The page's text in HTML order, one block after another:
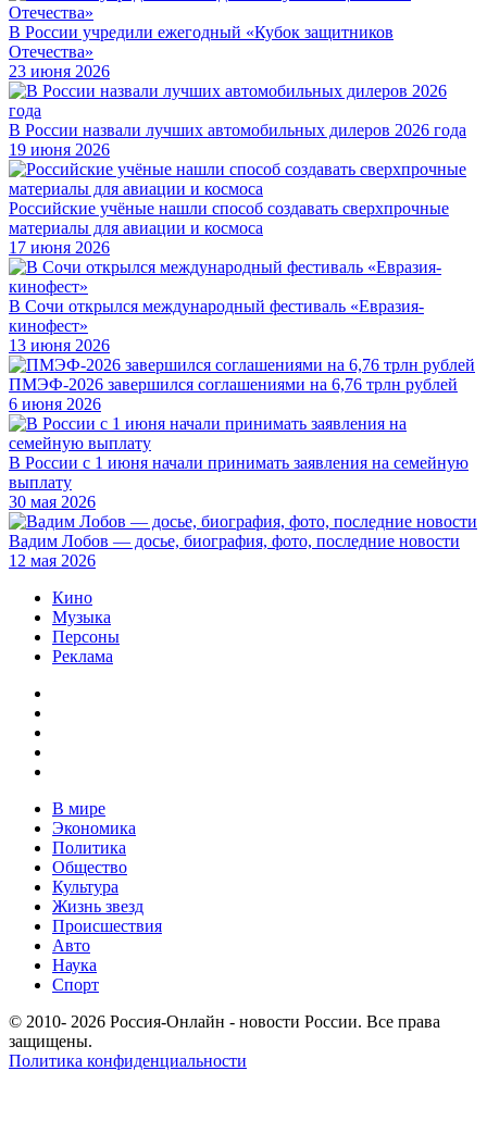
В России учредили ежегодный «Кубок защитников
Отечества»
23 июня 2026
В России назвали лучших автомобильных дилеров 2026 года
19 июня 2026
Российские учёные нашли способ создавать сверхпрочные
материалы для авиации и космоса
17 июня 2026
В Сочи открылся международный фестиваль «Евразия-
кинофест»
13 июня 2026
ПМЭФ-2026 завершился соглашениями на 6,76 трлн рублей
6 июня 2026
В России с 1 июня начали принимать заявления на семейную
выплату
30 мая 2026
Вадим Лобов — досье, биография, фото, последние новости
12 мая 2026
Кино
Музыка
Персоны
Реклама
В мире
Экономика
Политика
Общество
Культура
Жизнь звезд
Происшествия
Авто
Наука
Спорт
© 2010- 2026 Россия-Онлайн - новости России. Все права
защищены.
Политика конфиденциальности